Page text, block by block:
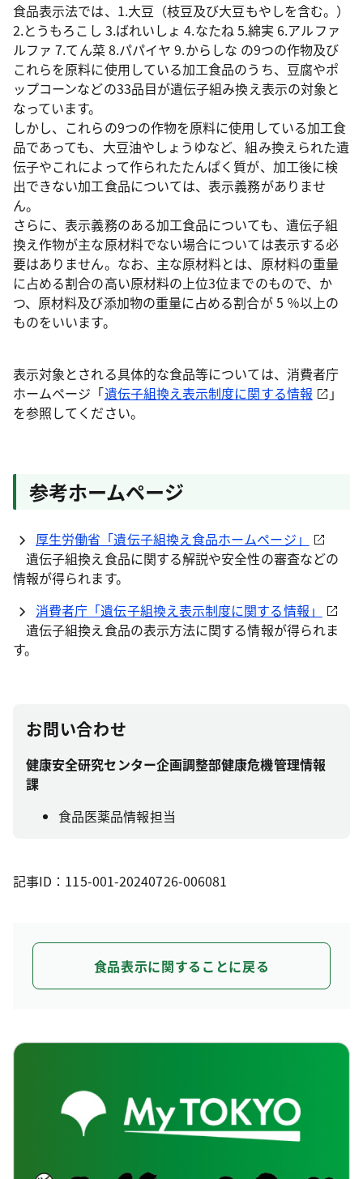
食品表示法では、1.大豆（枝豆及び大豆もやしを含む。）
2.とうもろこし 3.ばれいしょ 4.なたね 5.綿実 6.アルファ
ルファ 7.てん菜 8.パパイヤ 9.からしな の9つの作物及び
これらを原料に使用している加工食品のうち、豆腐やポ
ップコーンなどの33品目が遺伝子組み換え表示の対象と
なっています。
しかし、これらの9つの作物を原料に使用している加工食
品であっても、大豆油やしょうゆなど、組み換えられた遺
伝子やこれによって作られたたんぱく質が、加工後に検
出できない加工食品については、表示義務がありませ
ん。
さらに、表示義務のある加工食品についても、遺伝子組
換え作物が主な原材料でない場合については表示する必
要はありません。なお、主な原材料とは、原材料の重量
に占める割合の高い原材料の上位3位までのもので、か
つ、原材料及び添加物の重量に占める割合が 5 ％以上の
ものをいいます。
表示対象とされる具体的な食品等については、消費者庁
ホームページ「遺伝子組換え表示制度に関する情報
」
を参照してください。
参考ホームページ
厚生労働省「遺伝子組換え食品ホームページ」
遺伝子組換え食品に関する解説や安全性の審査などの
情報が得られます。
消費者庁「遺伝子組換え表示制度に関する情報」
遺伝子組換え食品の表示方法に関する情報が得られま
す。
お問い合わせ
健康安全研究センター企画調整部健康危機管理情報
課
食品医薬品情報担当
記事ID：115-001-20240726-006081
食品表示に関することに戻る